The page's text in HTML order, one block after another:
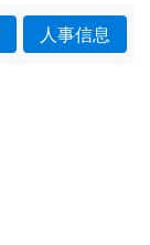
人事信息